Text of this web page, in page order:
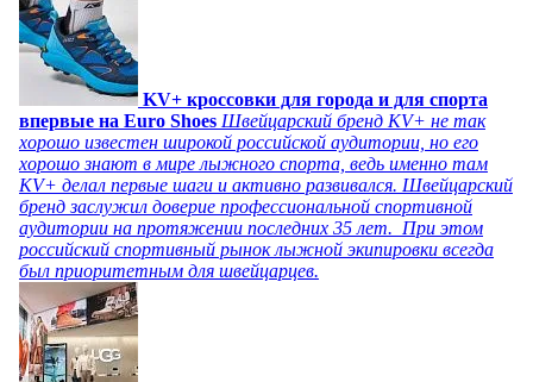
KV+ кроссовки для города и для спорта
впервые на Euro Shoes Швейцарский бренд KV+ не так
хорошо известен широкой российской аудитории, но его
хорошо знают в мире лыжного спорта, ведь именно там
KV+ делал первые шаги и активно развивался. Швейцарский
бренд заслужил доверие профессиональной спортивной
аудитории на протяжении последних 35 лет. При этом
российский спортивный рынок лыжной экипировки всегда
был приоритетным для швейцарцев.